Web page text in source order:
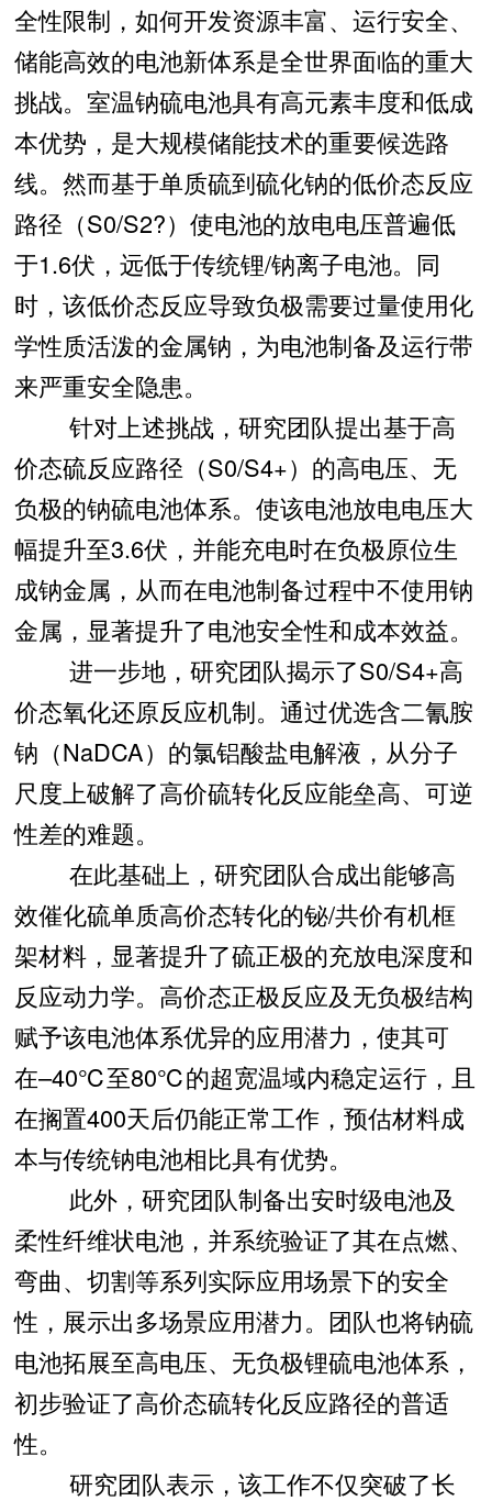
全性限制，如何开发资源丰富、运行安全、
储能高效的电池新体系是全世界面临的重大
挑战。室温钠硫电池具有高元素丰度和低成
本优势，是大规模储能技术的重要候选路
线。然而基于单质硫到硫化钠的低价态反应
路径（S0/S2?）使电池的放电电压普遍低
于1.6伏，远低于传统锂/钠离子电池。同
时，该低价态反应导致负极需要过量使用化
学性质活泼的金属钠，为电池制备及运行带
来严重安全隐患。
针对上述挑战，研究团队提出基于高
价态硫反应路径（S0/S4+）的高电压、无
负极的钠硫电池体系。使该电池放电电压大
幅提升至3.6伏，并能充电时在负极原位生
成钠金属，从而在电池制备过程中不使用钠
金属，显著提升了电池安全性和成本效益。
进一步地，研究团队揭示了S0/S4+高
价态氧化还原反应机制。通过优选含二氰胺
钠（NaDCA）的氯铝酸盐电解液，从分子
尺度上破解了高价硫转化反应能垒高、可逆
性差的难题。
在此基础上，研究团队合成出能够高
效催化硫单质高价态转化的铋/共价有机框
架材料，显著提升了硫正极的充放电深度和
反应动力学。高价态正极反应及无负极结构
赋予该电池体系优异的应用潜力，使其可
在–40℃至80℃的超宽温域内稳定运行，且
在搁置400天后仍能正常工作，预估材料成
本与传统钠电池相比具有优势。
此外，研究团队制备出安时级电池及
柔性纤维状电池，并系统验证了其在点燃、
弯曲、切割等系列实际应用场景下的安全
性，展示出多场景应用潜力。团队也将钠硫
电池拓展至高电压、无负极锂硫电池体系，
初步验证了高价态硫转化反应路径的普适
性。
研究团队表示，该工作不仅突破了长